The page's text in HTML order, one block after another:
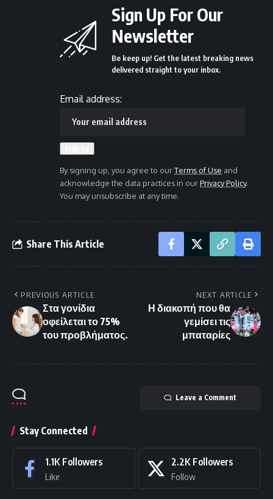
Sign Up For Our
Newsletter
Be keep up! Get the latest breaking news
delivered straight to your inbox.
Email address:
By signing up, you agree to ourTerms of Use and
acknowledge the data practices in ourPrivacy Policy.
You may unsubscribe at any time.
Share This Article
PREVIOUS ARTICLE
Στα γονίδια
οφείλεται το 75%
του προβλήματος.
NEXT ARTICLE
Η διακοπή που θα
γεμίσει τις
μπαταρίες
Leave a Comment
Stay Connected
1.1K Followers
Like
2.2K Followers
Follow